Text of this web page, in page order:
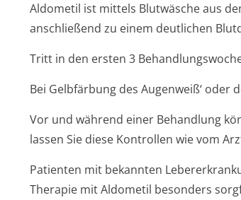
Aldometil ist mittels Blutwäsche aus
anschließend zu einem deutlichen
Tritt in den ersten 3
Bei Gelbfärbung des Augenweiß‘ oder
Vor und während einer Behandlung
lassen Sie diese Kontrollen wie vom
Patienten mit bekannten
Therapie mit Aldometil besonders